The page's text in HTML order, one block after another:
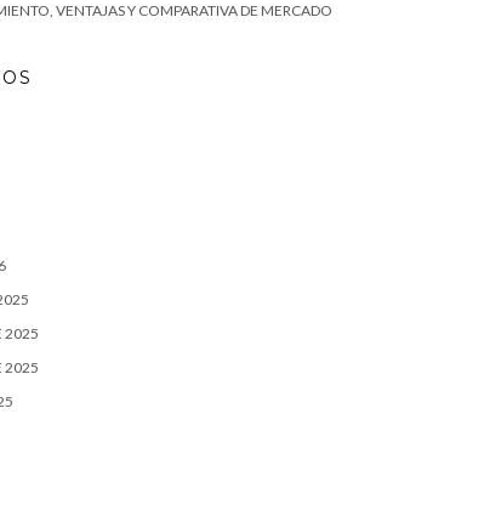
VENTAJAS Y COMPARATIVA DE MERCADO
2025
2025